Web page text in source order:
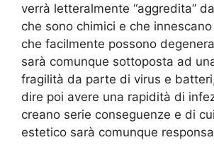
verrà letteralmente “aggredita”
che sono chimici e che
che facilmente possono
sarà comunque sottoposta ad
fragilità da parte di virus e
dire poi avere una rapidità di
creano serie conseguenze e di
estetico sarà comunque